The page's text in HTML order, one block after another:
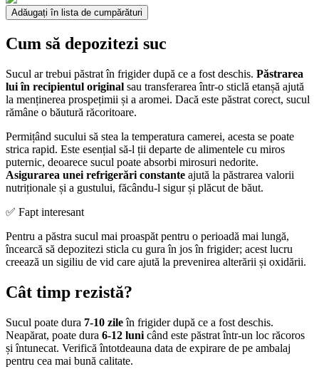
Adăugați în lista de cumpărături
Cum să depozitezi suc
Sucul ar trebui păstrat în frigider după ce a fost deschis. Păstrarea
lui în recipientul original sau transferarea într-o sticlă etanșă ajută
la menținerea prospețimii și a aromei. Dacă este păstrat corect, sucul
rămâne o băutură răcoritoare.
Permițând sucului să stea la temperatura camerei, acesta se poate
strica rapid. Este esențial să-l ții departe de alimentele cu miros
puternic, deoarece sucul poate absorbi mirosuri nedorite.
Asigurarea unei refrigerări constante ajută la păstrarea valorii
nutriționale și a gustului, făcându-l sigur și plăcut de băut.
✅ Fapt interesant
Pentru a păstra sucul mai proaspăt pentru o perioadă mai lungă,
încearcă să depozitezi sticla cu gura în jos în frigider; acest lucru
creează un sigiliu de vid care ajută la prevenirea alterării și oxidării.
Cât timp rezistă?
Sucul poate dura 7-10 zileîn frigider după ce a fost deschis.
Neapărat, poate dura 6-12 luni când este păstrat într-un loc răcoros
și întunecat. Verifică întotdeauna data de expirare de pe ambalaj
pentru cea mai bună calitate.